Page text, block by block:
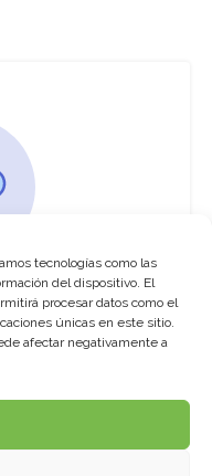
tecnologías como las
del dispositivo. El
procesar datos como el
únicas en este sitio.
afectar negativamente a
to access this
for registered
login